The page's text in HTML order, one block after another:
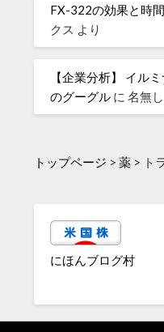
FX-322の効果と時
クス
より
【企業分析】 イル
のグーグル に 名無し
トップページ >薬 > ト
にほんブログ村